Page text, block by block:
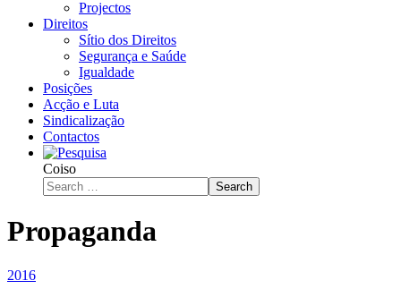
Projectos
Direitos
Sítio dos Direitos
Segurança e Saúde
Igualdade
Posições
Acção e Luta
Sindicalização
Contactos
Coiso
Search
Propaganda
2016